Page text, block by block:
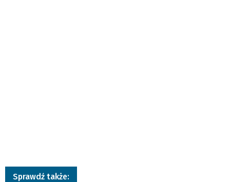
Sprawdź także: